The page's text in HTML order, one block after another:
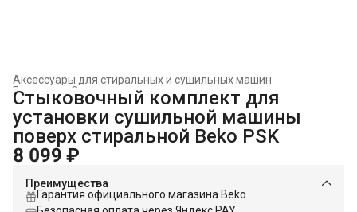
Аксессуары для стиральных и сушильных машин
Стиральные и сушильные машины
Главная
Стыковочный комплект для
установки сушильной машины
поверх стиральной Beko PSK
8 099 ₽
Преимущества
Гарантия официального магазина Beko